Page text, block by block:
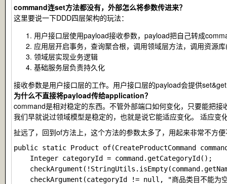
command连set方法都没有，外部怎么将参数传进来？
这里要说一下DDD四层架构的玩法：
用户接口层使用payload接收参数， payload把自己转成
应用层开启事务，查询聚合根，调用领域层方法，调用资源
领域层实现业务逻辑
基础服务层负责持久化
接收参数是用户接口层的工作。用户接口层的payload会提供
为什么不直接将payload传给application？
command是相对稳定的东西。不管外部端口如何变化，只要能把
我们早就说过领域模型是稳定的，也就是说它能适应变化。 适应
扯远了，回到of方法上，这个方法的参数太多了，用起来非常不方
public static Product of(CreateProductCommand
    Integer categoryId = command.getCategoryId();
checkArgument(categoryId != null, "商品类目不能为